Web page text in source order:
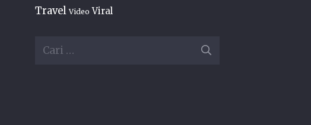
Travel Video Viral
Cari